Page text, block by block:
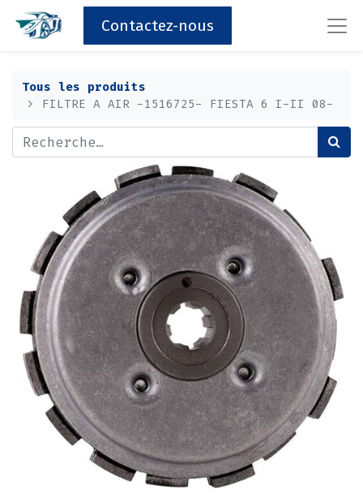
Contactez-nous
Tous les produits
FILTRE A AIR -1516725- FIESTA 6 I-II 08-